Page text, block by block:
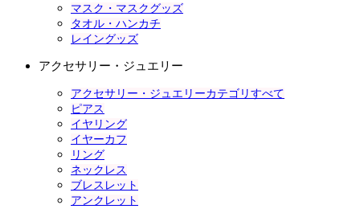
マスク・マスクグッズ
タオル・ハンカチ
レイングッズ
アクセサリー・ジュエリー
アクセサリー・ジュエリーカテゴリすべて
ピアス
イヤリング
イヤーカフ
リング
ネックレス
ブレスレット
アンクレット